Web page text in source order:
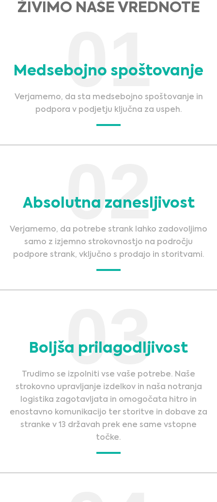
ŽIVIMO NAŠE VREDNOTE
01
Medsebojno spoštovanje
Verjamemo, da sta medsebojno spoštovanje in
podpora v podjetju ključna za uspeh.
02
Absolutna zanesljivost
Verjamemo, da potrebe strank lahko zadovoljimo
samo z izjemno strokovnostjo na področju
podpore strank, vključno s prodajo in storitvami.
03
Boljša prilagodljivost
Trudimo se izpolniti vse vaše potrebe. Naše
strokovno upravljanje izdelkov in naša notranja
logistika zagotavljata in omogočata hitro in
enostavno komunikacijo ter storitve in dobave za
stranke v 13 državah prek ene same vstopne
točke.